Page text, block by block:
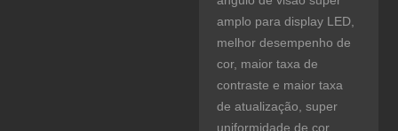
amplo para display LED,
melhor desempenho de
cor, maior taxa de
contraste e maior taxa
de atualização, super
uniformidade de cor,